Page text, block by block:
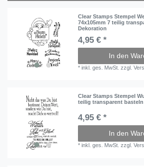
Clear Stamps Stempel
74x105mm 7 teilig
Dekoration
4,95 € *
In den
*inkl. ges. MwSt. zzgl.
Clear Stamps Stempel
teilig transparent
4,95 € *
In den
*inkl. ges. MwSt. zzgl.